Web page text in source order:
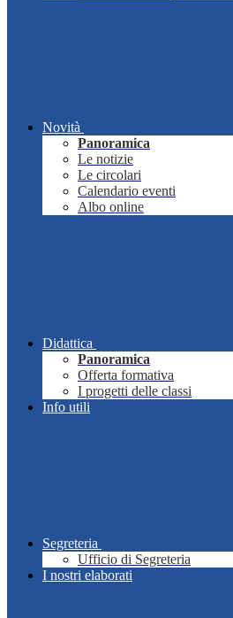
Novità
Panoramica
Le notizie
Le circolari
Calendario eventi
Albo online
Didattica
Panoramica
Offerta formativa
I progetti delle classi
Info utili
Segreteria
Ufficio di Segreteria
I nostri elaborati